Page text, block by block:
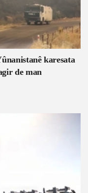
karesata
de man